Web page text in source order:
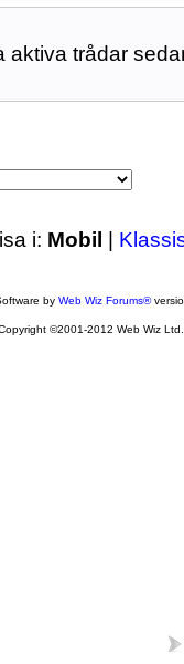
aktiva trådar
i: Mobil |
byWeb Wiz Forums®
©2001-2012 Web Wiz Ltd.